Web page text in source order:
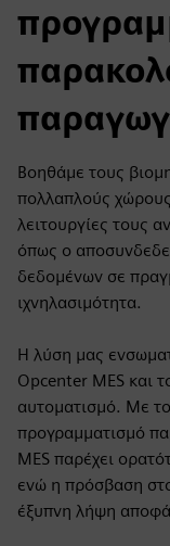
Βοηθάμε τους
πολλαπλούς
λειτουργίες τους
όπως ο
δεδομένων σε
ιχνηλασιμότητα.
Η λύση μας
Opcenter MES και
αυτοματισμό. Με
προγραμματισμό
MES παρέχει
ενώ η πρόσβαση
έξυπνη λήψη